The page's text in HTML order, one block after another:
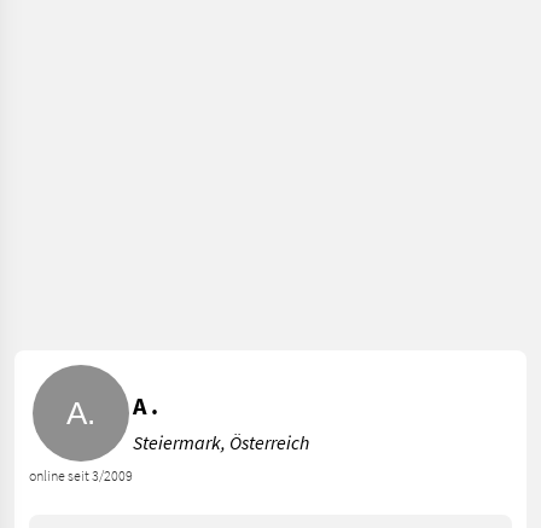
online seit 3/2009
A .
Steiermark, Österreich